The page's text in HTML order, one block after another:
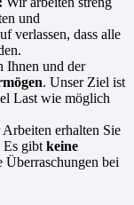
und
verlassen, dass alle
Ihnen und der
. Unser Ziel ist
Last wie möglich
erhalten Sie
Es gibt keine
Überraschungen bei